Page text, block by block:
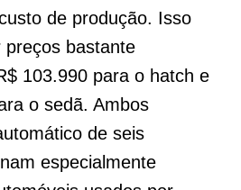
de produção. Isso
preços bastante
103.990 para o hatch e
o sedã. Ambos
de seis
especialmente